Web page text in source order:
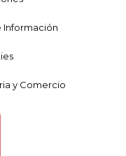
Información
y Comercio